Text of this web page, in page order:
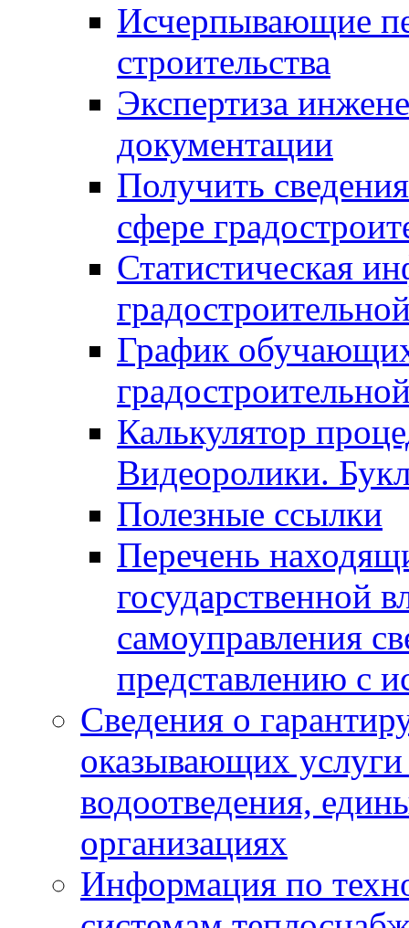
Исчерпывающие
строительства
Экспертиза
документации
Получить
сфере
Статистическая
График
Калькулятор
Видеоролики.
Полезные ссылки
Перечень
государственной
самоуправления
представлению с
Сведения о
оказывающих
водоотведения,
организациях
Информация по